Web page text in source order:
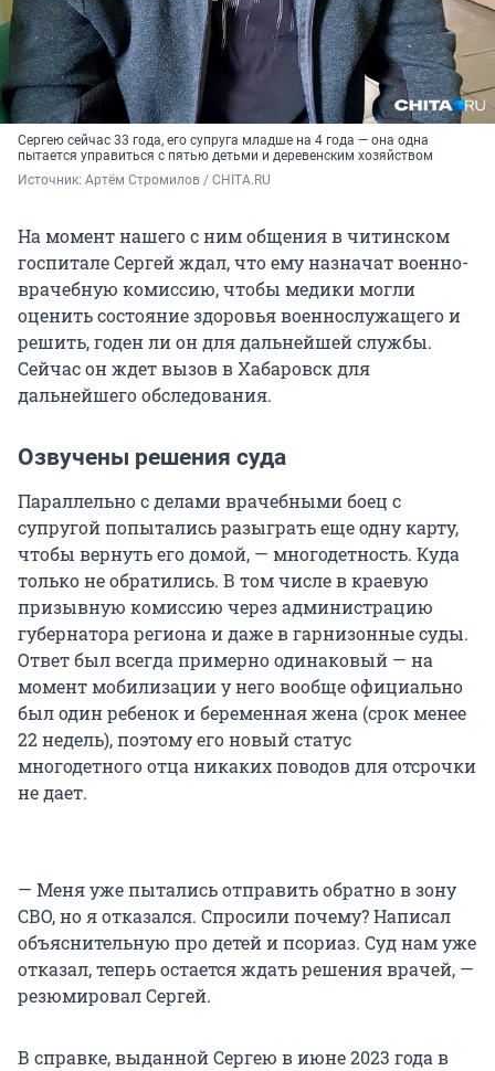
Сергею сейчас 33 года, его супруга младше на 4 года — она одна
пытается управиться с пятью детьми и деревенским хозяйством
Источник: Артём Стромилов / CHITA.RU
На момент нашего с ним общения в читинском
госпитале Сергей ждал, что ему назначат военно-
врачебную комиссию, чтобы медики могли
оценить состояние здоровья военнослужащего и
решить, годен ли он для дальнейшей службы.
Сейчас он ждет вызов в Хабаровск для
дальнейшего обследования.
Озвучены решения суда
Параллельно с делами врачебными боец с
супругой попытались разыграть еще одну карту,
чтобы вернуть его домой, — многодетность. Куда
только не обратились. В том числе в краевую
призывную комиссию через администрацию
губернатора региона и даже в гарнизонные суды.
Ответ был всегда примерно одинаковый — на
момент мобилизации у него вообще официально
был один ребенок и беременная жена (срок менее
22 недель), поэтому его новый статус
многодетного отца никаких поводов для отсрочки
не дает.
— Меня уже пытались отправить обратно в зону
СВО, но я отказался. Спросили почему? Написал
объяснительную про детей и псориаз. Суд нам уже
отказал, теперь остается ждать решения врачей, —
резюмировал Сергей.
В справке, выданной Сергею в июне 2023 года в